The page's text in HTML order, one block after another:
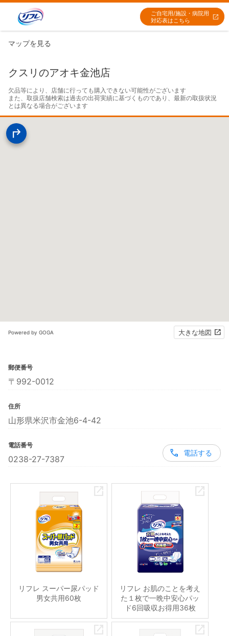
ご自宅用/施設・病院用
対応表はこちら
マップを見る
クスリのアオキ金池店
欠品等により、店舗に行っても購入できない可能性がございます
また、取扱店舗検索は過去の出荷実績に基づくものであり、最新の取扱状況
とは異なる場合がございます
Powered by GOGA 大きな地図
郵便番号
〒992-0012
住所
山形県米沢市金池6-4-42
電話番号
0238-27-7387
電話する
リフレ スーパー尿パッド
男女共用60枚
リフレ お肌のことを考え
た１枚で一晩中安心パッ
ド6回吸収お得用36枚